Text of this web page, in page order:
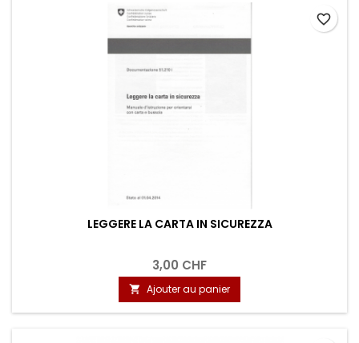
LEGGERE LA CARTA IN SICUREZZA
3,00 CHF
 Ajouter au panier
favorite_border